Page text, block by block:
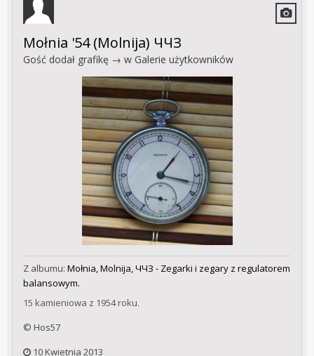
Mołnia '54 (Molnija) ЧЧЗ
Gość dodał grafikę → w Galerie użytkowników
Z albumu: Mołnia, Molnija, ЧЧЗ - Zegarki i zegary z regulatorem
balansowym.
15 kamieniowa z 1954 roku.
© Hos57
10 Kwietnia 2013